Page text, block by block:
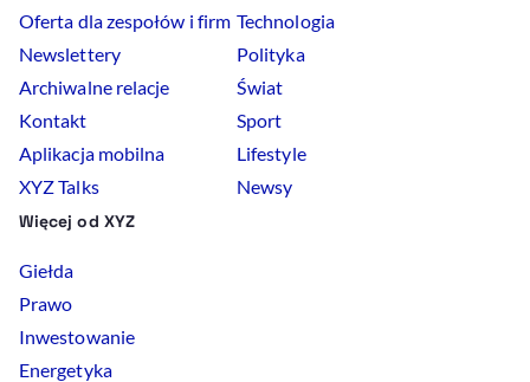
Oferta dla zespołów i firm
Newslettery
Archiwalne relacje
Kontakt
Aplikacja mobilna
XYZ Talks
Technologia
Polityka
Świat
Sport
Lifestyle
Newsy
Więcej od XYZ
Giełda
Prawo
Inwestowanie
Energetyka